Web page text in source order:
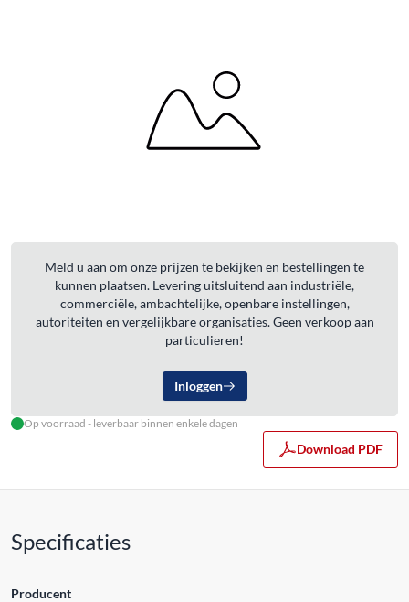
Meld u aan om onze prijzen te bekijken en bestellingen te
kunnen plaatsen. Levering uitsluitend aan industriële,
commerciële, ambachtelijke, openbare instellingen,
autoriteiten en vergelijkbare organisaties. Geen verkoop aan
particulieren!
Inloggen
Op voorraad - leverbaar binnen enkele dagen
Download PDF
Specificaties
Producent